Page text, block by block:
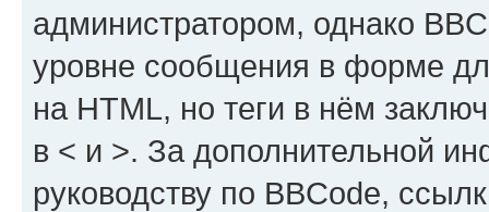
администратором, однако
уровне сообщения в форме
на HTML, но теги в нём
в < и >. За дополнительной
руководству по BBCode,